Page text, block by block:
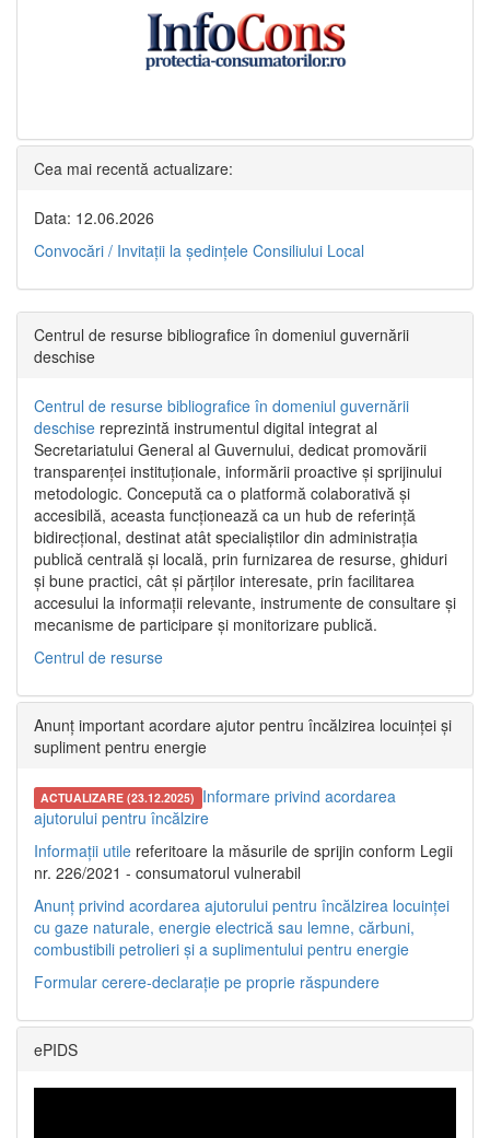
Cea mai recentă actualizare:
Data: 12.06.2026
Convocări / Invitaţii la şedinţele Consiliului Local
Centrul de resurse bibliografice în domeniul guvernării
deschise
Centrul de resurse bibliografice în domeniul guvernării
deschise reprezintă instrumentul digital integrat al
Secretariatului General al Guvernului, dedicat promovării
transparenței instituționale, informării proactive și sprijinului
metodologic. Concepută ca o platformă colaborativă și
accesibilă, aceasta funcționează ca un hub de referință
bidirecțional, destinat atât specialiștilor din administrația
publică centrală și locală, prin furnizarea de resurse, ghiduri
și bune practici, cât și părților interesate, prin facilitarea
accesului la informații relevante, instrumente de consultare și
mecanisme de participare și monitorizare publică.
Centrul de resurse
Anunț important acordare ajutor pentru încălzirea locuinței și
supliment pentru energie
ACTUALIZARE (23.12.2025) Informare privind acordarea
ajutorului pentru încălzire
Informații utile referitoare la măsurile de sprijin conform Legii
nr. 226/2021 - consumatorul vulnerabil
Anunț privind acordarea ajutorului pentru încălzirea locuinței
cu gaze naturale, energie electrică sau lemne, cărbuni,
combustibili petrolieri și a suplimentului pentru energie
Formular cerere-declarație pe proprie răspundere
ePIDS